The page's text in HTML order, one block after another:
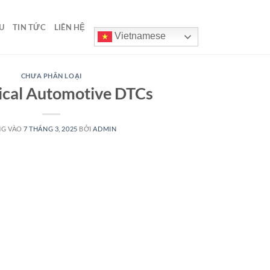
TIN TỨC LIÊN HỆ
Vietnamese
CHƯA PHÂN LOẠI
Automotive DTCs
VÀO7 THÁNG 3, 2025 BỞI ADMIN